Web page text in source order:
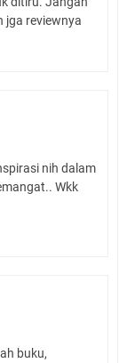
jga reviewnya
nih dalam
Wkk
buku,